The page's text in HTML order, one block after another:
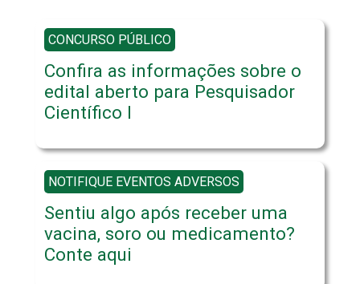
CONCURSO PÚBLICO
Confira as informações sobre o
edital aberto para Pesquisador
Científico I
NOTIFIQUE EVENTOS ADVERSOS
Sentiu algo após receber uma
vacina, soro ou medicamento?
Conte aqui